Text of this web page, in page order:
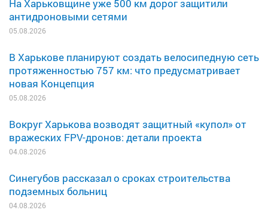
На Харьковщине уже 500 км дорог защитили
антидроновыми сетями
05.08.2026
В Харькове планируют создать велосипедную сеть
протяженностью 757 км: что предусматривает
новая Концепция
05.08.2026
Вокруг Харькова возводят защитный «купол» от
вражеских FPV-дронов: детали проекта
04.08.2026
Синегубов рассказал о сроках строительства
подземных больниц
04.08.2026